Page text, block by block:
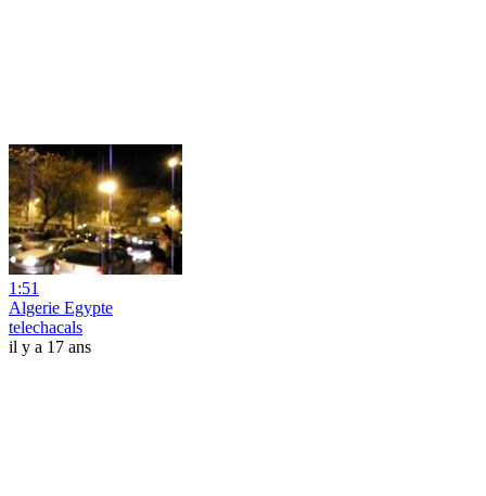
1:51
Algerie Egypte
telechacals
il y a 17 ans